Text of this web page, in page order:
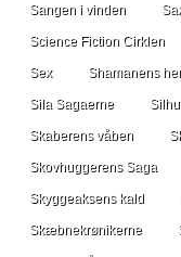
Sangen i vinden
Science Fiction Cirklen
Sex Shamanens
Sila Sagaerne
Skaberens våben
Skovhuggerens Saga
Skyggeaksens kald
Skæbnekrønikerne